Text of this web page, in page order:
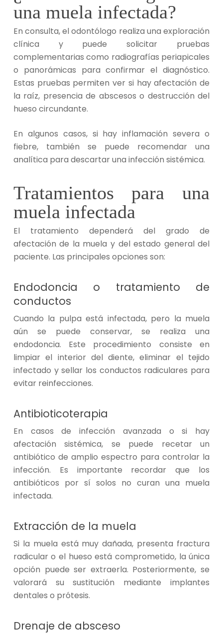
una muela infectada?
En consulta, el odontólogo realiza una exploración
clínica y puede solicitar pruebas
complementarias como radiografías periapicales
o panorámicas para confirmar el diagnóstico.
Estas pruebas permiten ver si hay afectación de
la raíz, presencia de abscesos o destrucción del
hueso circundante.
En algunos casos, si hay inflamación severa o
fiebre, también se puede recomendar una
analítica para descartar una infección sistémica.
Tratamientos para una
muela infectada
El tratamiento dependerá del grado de
afectación de la muela y del estado general del
paciente. Las principales opciones son:
Endodoncia o tratamiento de
conductos
Cuando la pulpa está infectada, pero la muela
aún se puede conservar, se realiza una
endodoncia. Este procedimiento consiste en
limpiar el interior del diente, eliminar el tejido
infectado y sellar los conductos radiculares para
evitar reinfecciones.
Antibioticoterapia
En casos de infección avanzada o si hay
afectación sistémica, se puede recetar un
antibiótico de amplio espectro para controlar la
infección. Es importante recordar que los
antibióticos por sí solos no curan una muela
infectada.
Extracción de la muela
Si la muela está muy dañada, presenta fractura
radicular o el hueso está comprometido, la única
opción puede ser extraerla. Posteriormente, se
valorará su sustitución mediante implantes
dentales o prótesis.
Drenaje de absceso